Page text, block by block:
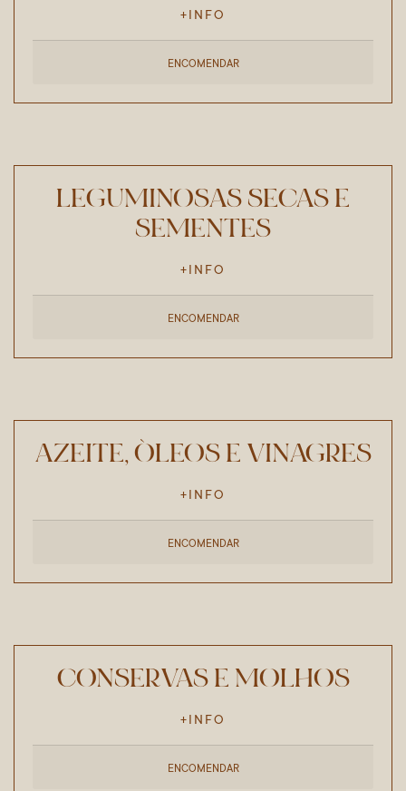
+INFO
ENCOMENDAR
LEGUMINOSAS SECAS E
SEMENTES
+INFO
ENCOMENDAR
AZEITE, ÓLEOS E VINAGRES
+INFO
ENCOMENDAR
CONSERVAS E MOLHOS
+INFO
ENCOMENDAR